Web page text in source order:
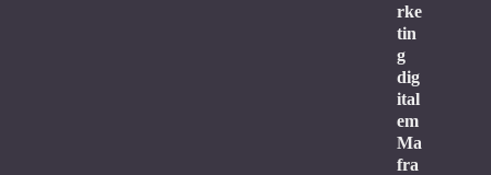
rke
tin
g
dig
ital
em
Ma
fra